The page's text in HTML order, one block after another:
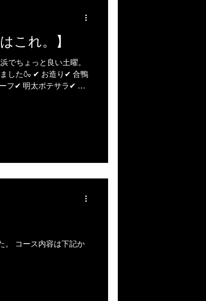
これ。】
でちょっと良い土曜。
ました🍶 ✔ お造り✔ 合鴨
フ✔ 明太ポテサラ✔ い
。 コース内容は下記か